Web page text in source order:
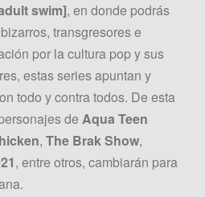
swim], en donde podrás
transgresores e
por la cultura pop y sus
estas series apuntan y
todo y contra todos. De esta
de Aqua Teen
, The Brak Show,
, entre otros, cambiarán para